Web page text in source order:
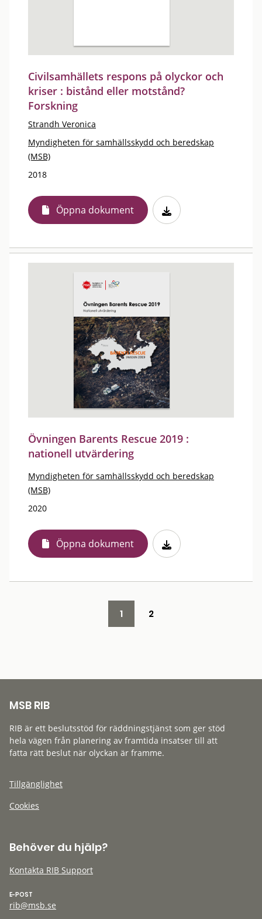
Civilsamhällets respons på olyckor och
kriser : bistånd eller motstånd?
Forskning
Strandh Veronica
Myndigheten för samhällsskydd och beredskap
(MSB)
2018
Öppna dokument
Övningen Barents Rescue 2019 :
nationell utvärdering
Myndigheten för samhällsskydd och beredskap
(MSB)
2020
Öppna dokument
1 2
MSB RIB
RIB är ett beslutsstöd för räddningstjänst som ger stöd
hela vägen från planering av framtida insatser till att
fatta rätt beslut när olyckan är framme.
Tillgänglighet
Cookies
Behöver du hjälp?
Kontakta RIB Support
E-POST
rib@msb.se